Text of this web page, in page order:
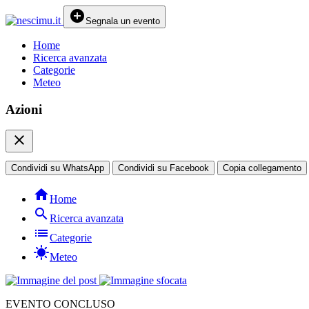
add_circleSegnala un evento
Home
Ricerca avanzata
Categorie
Meteo
Azioni
close
Condividi su WhatsApp Condividi su Facebook Copia collegamento
homeHome
searchRicerca avanzata
listCategorie
sunnyMeteo
EVENTO CONCLUSO